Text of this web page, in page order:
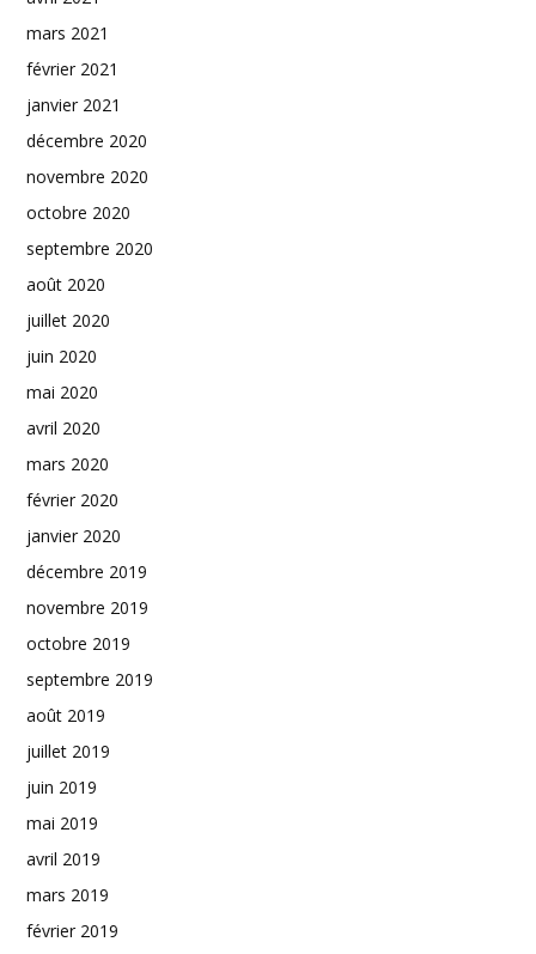
mars 2021
février 2021
janvier 2021
décembre 2020
novembre 2020
octobre 2020
septembre 2020
août 2020
juillet 2020
juin 2020
mai 2020
avril 2020
mars 2020
février 2020
janvier 2020
décembre 2019
novembre 2019
octobre 2019
septembre 2019
août 2019
juillet 2019
juin 2019
mai 2019
avril 2019
mars 2019
février 2019